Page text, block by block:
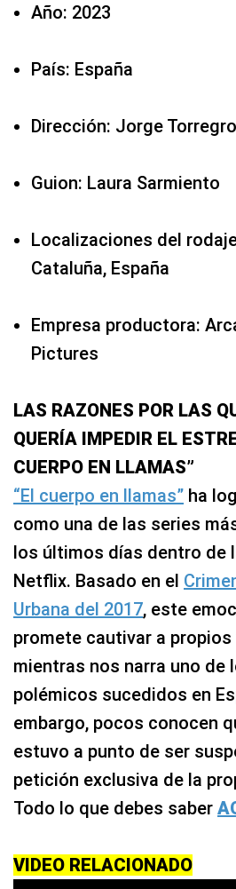
Año: 2023
País: España
Dirección: Jorge
Guion: Laura Sarmiento
Localizaciones del
Cataluña, España
Empresa productora:
Pictures
LAS RAZONES POR LAS
QUERÍA IMPEDIR EL
CUERPO EN LLAMAS”
“El cuerpo en llamas” ha
como una de las series
los últimos días dentro de
Netflix. Basado en el
Urbana del 2017, este
promete cautivar a
mientras nos narra uno de
polémicos sucedidos en
embargo, pocos conocen
estuvo a punto de ser
petición exclusiva de la
Todo lo que debes saber
VIDEO RELACIONADO